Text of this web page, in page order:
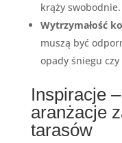
krąży swobodnie.
Wytrzymałość
muszą być
opady śniegu
Inspiracje
aranżacje
tarasów